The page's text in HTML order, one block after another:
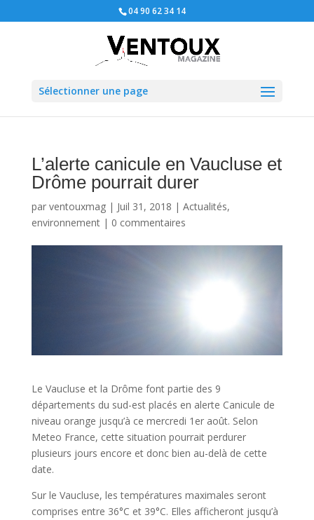
04 90 62 34 14
Sélectionner une page
L’alerte canicule en Vaucluse et
Drôme pourrait durer
par ventouxmag| Juil 31, 2018 | Actualités,
environnement| 0 commentaires
Le Vaucluse et la Drôme font partie des 9
départements du sud-est placés en alerte Canicule de
niveau orange jusqu’à ce mercredi 1er août. Selon
Meteo France, cette situation pourrait perdurer
plusieurs jours encore et donc bien au-delà de cette
date.
Sur le Vaucluse, les températures maximales seront
comprises entre 36°C et 39°C. Elles afficheront jusqu’à